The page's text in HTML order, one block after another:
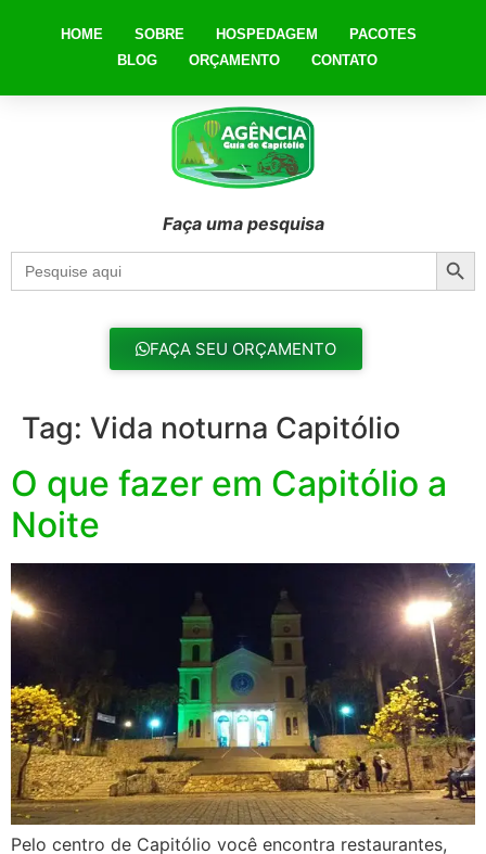
HOME SOBRE HOSPEDAGEM
PACOTES
BLOG
ORÇAMENTO CONTATO
Faça uma pesquisa
Search
for:
FAÇA SEU ORÇAMENTO
Tag: Vida noturna Capitólio
O que fazer em Capitólio a
Noite
Pelo centro de Capitólio você encontra restaurantes,